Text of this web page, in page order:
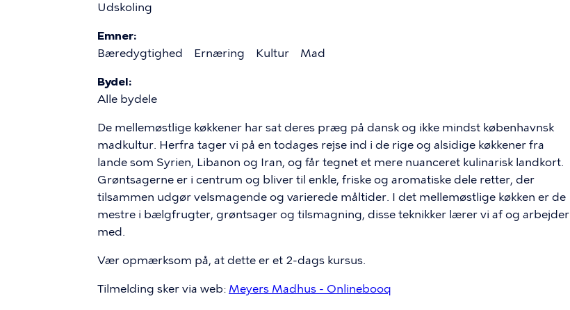
Udskoling
Emner
Bæredygtighed
Ernæring Kultur Mad
Bydel
Alle bydele
De mellemøstlige køkkener har sat deres præg på dansk og ikke mindst københavnsk
madkultur. Herfra tager vi på en todages rejse ind i de rige og alsidige køkkener fra
lande som Syrien, Libanon og Iran, og får tegnet et mere nuanceret kulinarisk landkort.
Grøntsagerne er i centrum og bliver til enkle, friske og aromatiske dele retter, der
tilsammen udgør velsmagende og varierede måltider. I det mellemøstlige køkken er de
mestre i bælgfrugter, grøntsager og tilsmagning, disse teknikker lærer vi af og arbejder
med.
Vær opmærksom på, at dette er et 2-dags kursus.
Tilmelding sker via web: Meyers Madhus - Onlinebooq